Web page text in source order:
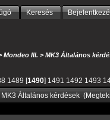
Keresés
Mondeo III. >MK3 Általános
1489 [1490] 1491 1492 1493
MK3 Általános kérdések